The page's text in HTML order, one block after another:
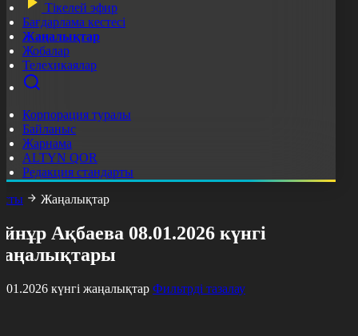
Тікелей эфир
Бағдарлама кестесі
Жаңалықтар
Жобалар
Телехикаялар
Корпорация туралы
Байланыс
Жарнама
ALTYN QOR
Редакция стандарты
Жаңалықтар
Ақбаева 08.01.2026 күнгі
күнгі жаңалықтар Фильтрді тазалау